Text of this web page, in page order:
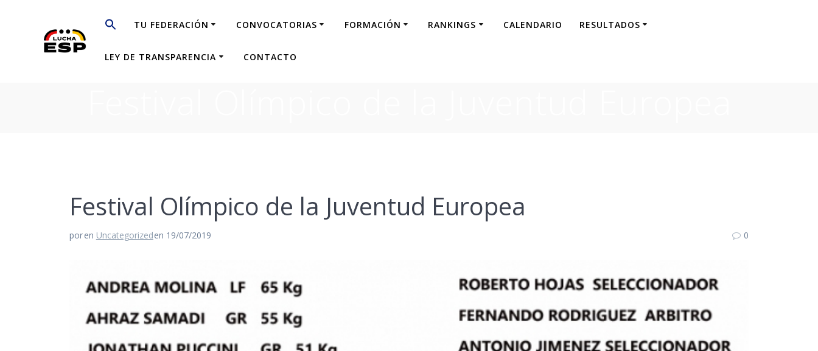
contenido
TU FEDERACIÓN CONVOCATORIAS FORMACIÓN RANKINGS CALENDARIO RESULTADOS
LEY DE TRANSPARENCIA CONTACTO
Festival Olímpico de la Juventud Europea
poren Uncategorizeden 19/07/2019 0